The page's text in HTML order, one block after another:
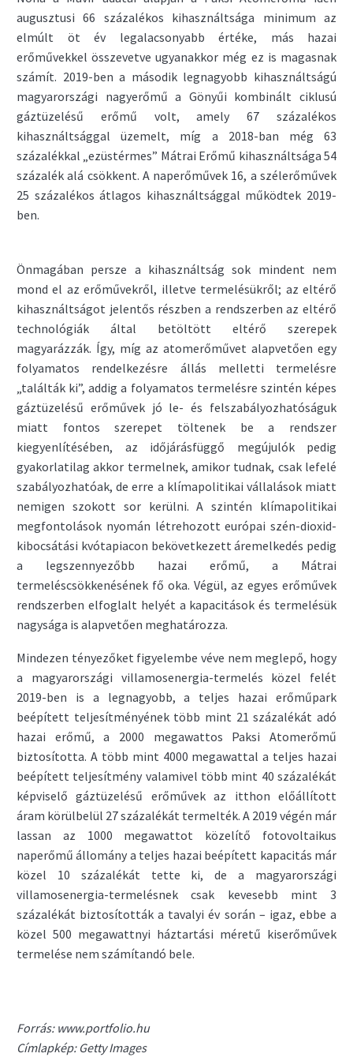
augusztusi 66 százalékos kihasználtsága minimum az
elmúlt öt év legalacsonyabb értéke, más hazai
erőművekkel összevetve ugyanakkor még ez is magasnak
számít. 2019-ben a második legnagyobb kihasználtságú
magyarországi nagyerőmű a Gönyűi kombinált ciklusú
gáztüzelésű erőmű volt, amely 67 százalékos
kihasználtsággal üzemelt, míg a 2018-ban még 63
százalékkal „ezüstérmes” Mátrai Erőmű kihasználtsága 54
százalék alá csökkent. A naperőművek 16, a szélerőművek
25 százalékos átlagos kihasználtsággal működtek 2019-
ben.
Önmagában persze a kihasználtság sok mindent nem
mond el az erőművekről, illetve termelésükről; az eltérő
kihasználtságot jelentős részben a rendszerben az eltérő
technológiák által betöltött eltérő szerepek
magyarázzák. Így, míg az atomerőművet alapvetően egy
folyamatos rendelkezésre állás melletti termelésre
„találták ki”, addig a folyamatos termelésre szintén képes
gáztüzelésű erőművek jó le- és felszabályozhatóságuk
miatt fontos szerepet töltenek be a rendszer
kiegyenlítésében, az időjárásfüggő megújulók pedig
gyakorlatilag akkor termelnek, amikor tudnak, csak lefelé
szabályozhatóak, de erre a klímapolitikai vállalások miatt
nemigen szokott sor kerülni. A szintén klímapolitikai
megfontolások nyomán létrehozott európai szén-dioxid-
kibocsátási kvótapiacon bekövetkezett áremelkedés pedig
a legszennyezőbb hazai erőmű, a Mátrai
termeléscsökkenésének fő oka. Végül, az egyes erőművek
rendszerben elfoglalt helyét a kapacitások és termelésük
nagysága is alapvetően meghatározza.
Mindezen tényezőket figyelembe véve nem meglepő, hogy
a magyarországi villamosenergia-termelés közel felét
2019-ben is a legnagyobb, a teljes hazai erőműpark
beépített teljesítményének több mint 21 százalékát adó
hazai erőmű, a 2000 megawattos Paksi Atomerőmű
biztosította. A több mint 4000 megawattal a teljes hazai
beépített teljesítmény valamivel több mint 40 százalékát
képviselő gáztüzelésű erőművek az itthon előállított
áram körülbelül 27 százalékát termelték. A 2019 végén már
lassan az 1000 megawattot közelítő fotovoltaikus
naperőmű állomány a teljes hazai beépített kapacitás már
közel 10 százalékát tette ki, de a magyarországi
villamosenergia-termelésnek csak kevesebb mint 3
százalékát biztosították a tavalyi év során – igaz, ebbe a
közel 500 megawattnyi háztartási méretű kiserőművek
termelése nem számítandó bele.
Forrás: www.portfolio.hu
Címlapkép: Getty Images